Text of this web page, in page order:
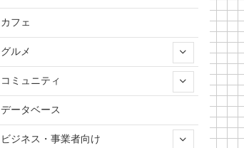
カフェ
グルメ
コミュニティ
データベース
ビジネス・事業者向け